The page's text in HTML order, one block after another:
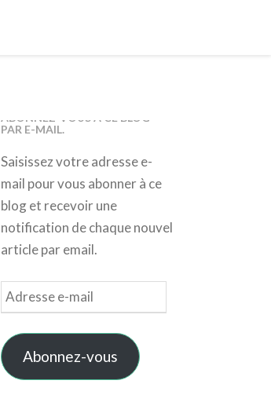
ABONNEZ-VOUS À CE BLOG
PAR E-MAIL.
Saisissez votre adresse e-
mail pour vous abonner à ce
blog et recevoir une
notification de chaque nouvel
article par email.
Adresse
e-
mail
Abonnez-vous